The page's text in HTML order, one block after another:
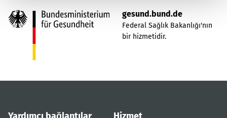
gesund.bund.de
Federal Sağlık Bakanlığı'nın
bir hizmetidir.